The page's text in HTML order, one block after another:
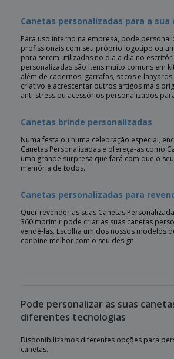
Canetas personalizadas para a sua
Para uso interno na empresa, pode
profissionais com seu próprio logotipo ou
para serem utilizadas no dia a dia no
personalizadas são itens muito comuns em
além de cadernos, garrafas, sacos e
criativo e acrescentar outros artigos mais
anti-stress ou acessórios personalizados
Canetas brinde personalizadas
Numa festa ou numa celebração especial,
Canetas Personalizadas e ofereça-as como
uma grande surpresa que fará com que o
memória de todos.
Canetas personalizadas para
Quer revender as suas Canetas
360imprimir pode criar as suas canetas
vendê-las. Escolha um dos nossos modelos
conbine melhor com o seu design.
Pode personalizar as suas
diferentes tecnologias
Disponibilizamos diferentes opções para
canetas.